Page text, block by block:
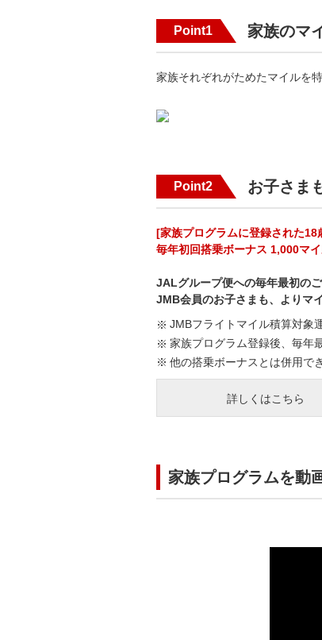
Point1 家族のマ
家族それぞれがためたマイルを
Point2 お子さま
[家族プログラムに登録された
毎年初回搭乗ボーナス 1,000マイ
JALグループ便への毎年最初の
JMB会員のお子さまも、よりマ
JMBフライトマイル積算対象
家族プログラム登録後、毎年
他の搭乗ボーナスとは併用で
詳しくはこちら
家族プログラムを動